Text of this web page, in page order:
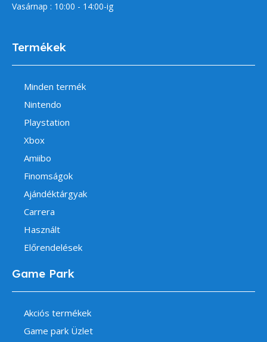
Vasárnap : 10:00 - 14:00-ig
Termékek
Minden termék
Nintendo
Playstation
Xbox
Amiibo
Finomságok
Ajándéktárgyak
Carrera
Használt
Előrendelések
Game Park
Akciós termékek
Game park Üzlet